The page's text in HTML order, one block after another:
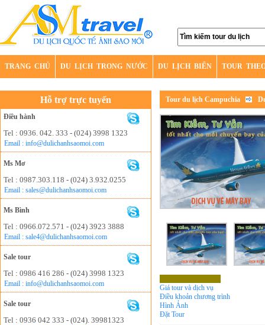
TRANG CHỦ DU LỊCH TRONG NƯỚC DU LỊCH BIỂN TOUR
Hỗ trợ trực tuyến
Điều hành
Tel : 0936. 042. 333 - (024) 3998 1323
Email : info@dulichanhsaomoi.com
Ms Mơ
Tel : 0987.303.118 - (024) 3.932.0255
Email : sales@dulichanhsaomoi.com
Ms Bình
Tel : 0966.072.571 - (024) 3923 3888
Email : sale4@dulichanhsaomoi.com
Sale tour
Tel : 0986 416 286 - (024) 3998 1323
Email : info@dulichanhsaomoi.com
Sale tour
Tel : 0936 042 333 - (024). 39981323
Tour du lịch Campuchia
Giá tour và dịch vụ
Điều khoản chương trình
Hình Ảnh
Đặt Tour